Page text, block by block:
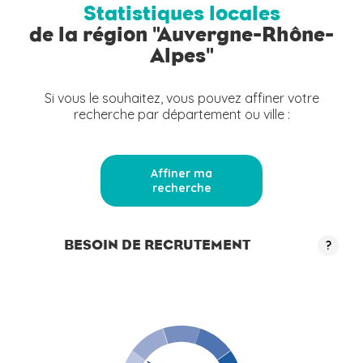
Statistiques locales
de la région "Auvergne-Rhône-
Alpes"
Si vous le souhaitez, vous pouvez affiner votre
recherche par département ou ville :
Affiner ma
recherche
BESOIN DE RECRUTEMENT ?